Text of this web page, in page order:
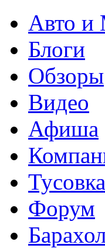
Авто и
Блоги
Обзоры
Видео
Афиша
Тусовка
Форум